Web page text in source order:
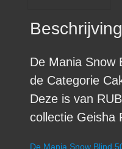
Beschrijving
De Mania Snow
de Categorie
Deze is van
collectie Geisha
De Mania Snow Blind